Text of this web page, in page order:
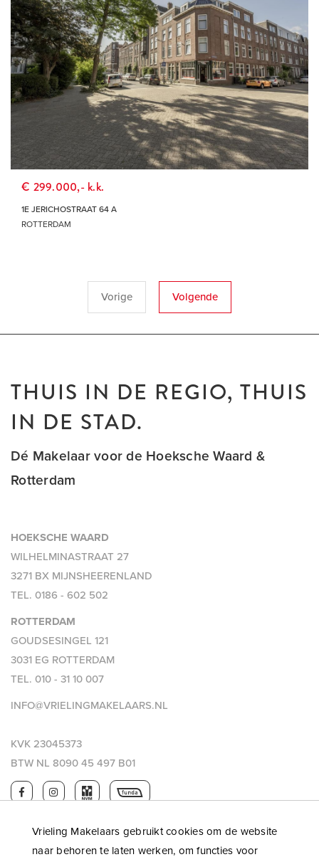
Vrieling Makelaars gebruikt cookies om de website
naar behoren te laten werken, om functies voor
€ 299.000,- k.k.
1E JERICHOSTRAAT 64 A
ROTTERDAM
Vorige Volgende
THUIS IN DE REGIO, THUIS
IN DE STAD.
Dé Makelaar voor de Hoeksche Waard &
Rotterdam
HOEKSCHE WAARD
WILHELMINASTRAAT 27
3271 BX MIJNSHEERENLAND
TEL. 0186 - 602 502
ROTTERDAM
GOUDSESINGEL 121
3031 EG ROTTERDAM
TEL. 010 - 31 10 007
INFO@VRIELINGMAKELAARS.NL
KVK 23045373
BTW NL 8090 45 497 B01